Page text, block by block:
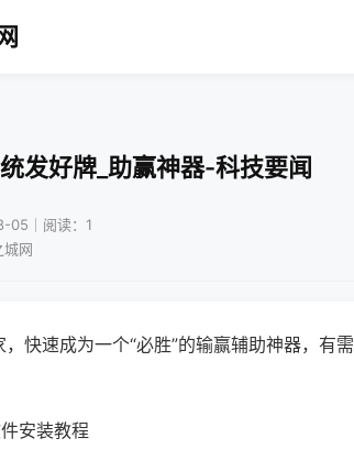
发好牌_助赢神器-科技要闻
05｜阅读：1
城网
快速成为一个“必胜”的输赢辅助神器，有需
安装教程